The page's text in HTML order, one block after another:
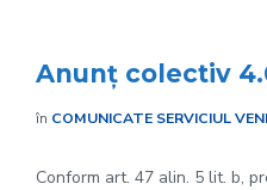
Anunț colectiv
în COMUNICATE SERVICIUL
Conform art. 47 alin. 5 lit. b,